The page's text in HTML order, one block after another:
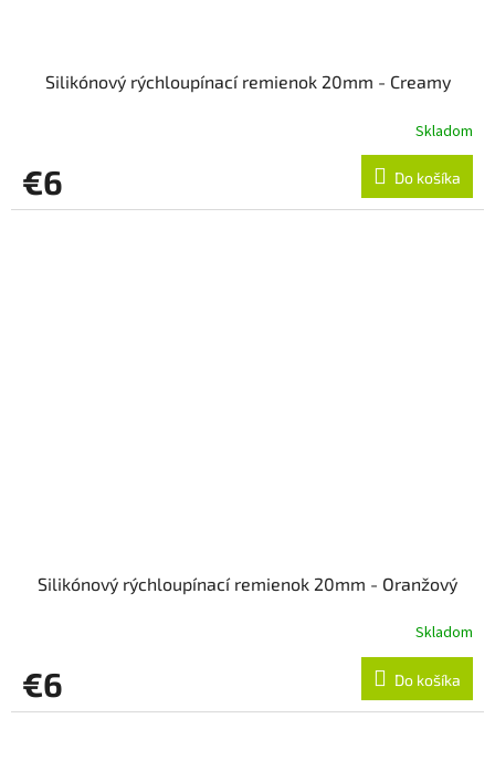
Silikónový rýchloupínací remienok 20mm - Creamy
Skladom
€6 Do košíka
Silikónový rýchloupínací remienok 20mm - Oranžový
Skladom
€6 Do košíka